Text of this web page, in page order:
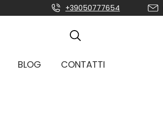
+39050777654
BLOG CONTATTI